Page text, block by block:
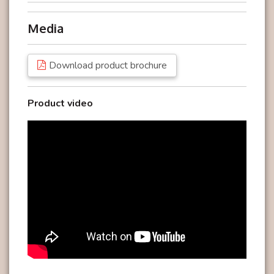
Zo individueel als uw eisen
Als enkele volautomaat even goed als uitgebreid
met passende bijkomende apparaten zoals
kopjeswarmer, afrekeningssysteem enz.: op basis
van de GIGA X3c kan voor elk toepassingsgebied
de ideale alles-in-één oplossing voor koffiegenot
worden geconfigureerd. Zo nodig groeit deze ook
Dowloads:
Media
Download product brochure
Product video